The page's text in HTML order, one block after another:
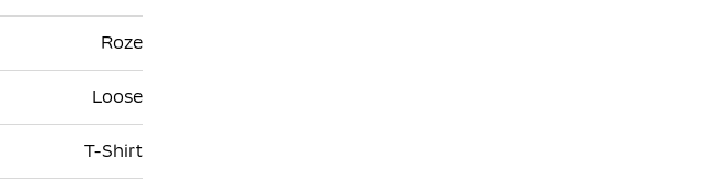
Roze
Loose
T-Shirt